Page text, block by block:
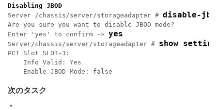
Disabling JBOD
Server /chassis/server/storageadapter # disable-
Are you sure you want to disable JBOD mode?
Enter 'yes' to confirm -> yes
Server/chassis/server/storageadapter # show
PCI Slot SLOT-3:
    Info Valid: Yes
次のタスク